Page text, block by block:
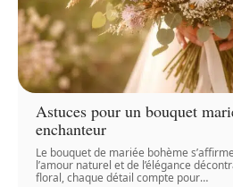
Astuces pour un bouquet
enchanteur
Le bouquet de mariée bohème
l’amour naturel et de l’élégance
floral, chaque détail compte pour…